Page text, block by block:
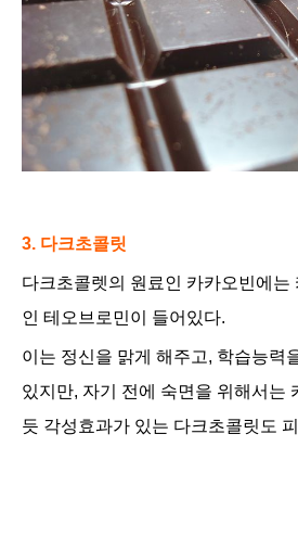
3. 다크초콜릿
다크초콜렛의 원료인 카카오빈에는
인 테오브로민이 들어있다.
이는 정신을 맑게 해주고, 학습능력
있지만, 자기 전에 숙면을 위해서는
듯 각성효과가 있는 다크초콜릿 도